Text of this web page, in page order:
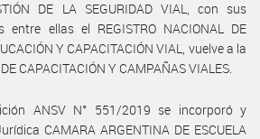
DE LA SEGURIDAD VIAL, con sus
ellas el REGISTRO NACIONAL DE
Y CAPACITACIÓN VIAL, vuelve a la
CAPACITACIÓN Y CAMPAÑAS VIALES.
ANSV N° 551/2019 se incorporó y
CAMARA ARGENTINA DE ESCUELA